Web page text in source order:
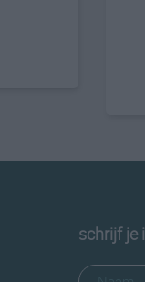
schrijf je